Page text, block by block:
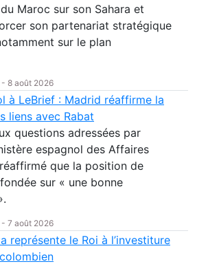
Maroc sur son Sahara et
son partenariat stratégique
sur le plan
- 8 août 2026
à LeBrief : Madrid réaffirme la
liens avec Rabat
questions adressées par
espagnol des Affaires
que la position de
sur « une bonne
- 7 août 2026
représente le Roi à l’investiture